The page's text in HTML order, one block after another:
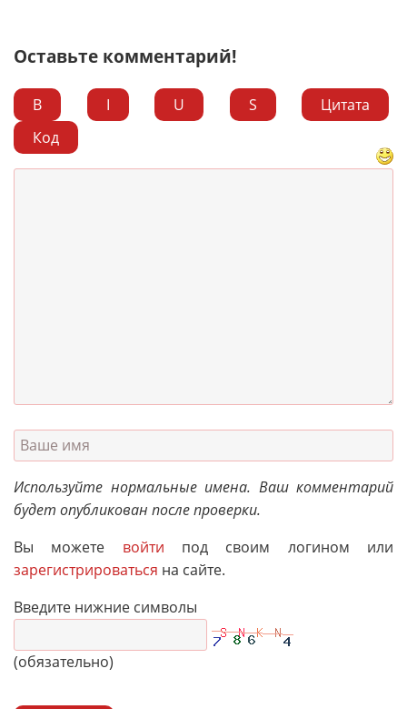
Оставьте комментарий!
B I U S
Цитата
Код
Используйте нормальные имена. Ваш комментарий
будет опубликован после проверки.
Вы можете войти под своим логином или
зарегистрироваться на сайте.
Введите нижние символы
(обязательно)